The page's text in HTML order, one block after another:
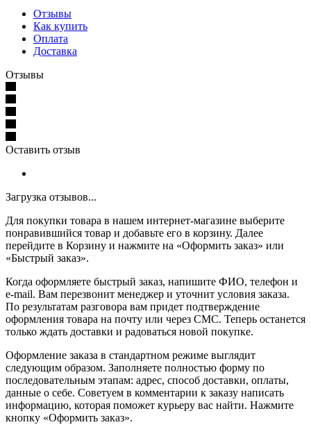
Отзывы
Как купить
Оплата
Доставка
Отзывы
Оставить отзыв
Загрузка отзывов...
Для покупки товара в нашем интернет-магазине выберите
понравившийся товар и добавьте его в корзину. Далее
перейдите в Корзину и нажмите на «Оформить заказ» или
«Быстрый заказ».
Когда оформляете быстрый заказ, напишите ФИО, телефон и
e-mail. Вам перезвонит менеджер и уточнит условия заказа.
По результатам разговора вам придет подтверждение
оформления товара на почту или через СМС. Теперь останется
только ждать доставки и радоваться новой покупке.
Оформление заказа в стандартном режиме выглядит
следующим образом. Заполняете полностью форму по
последовательным этапам: адрес, способ доставки, оплаты,
данные о себе. Советуем в комментарии к заказу написать
информацию, которая поможет курьеру вас найти. Нажмите
кнопку «Оформить заказ».